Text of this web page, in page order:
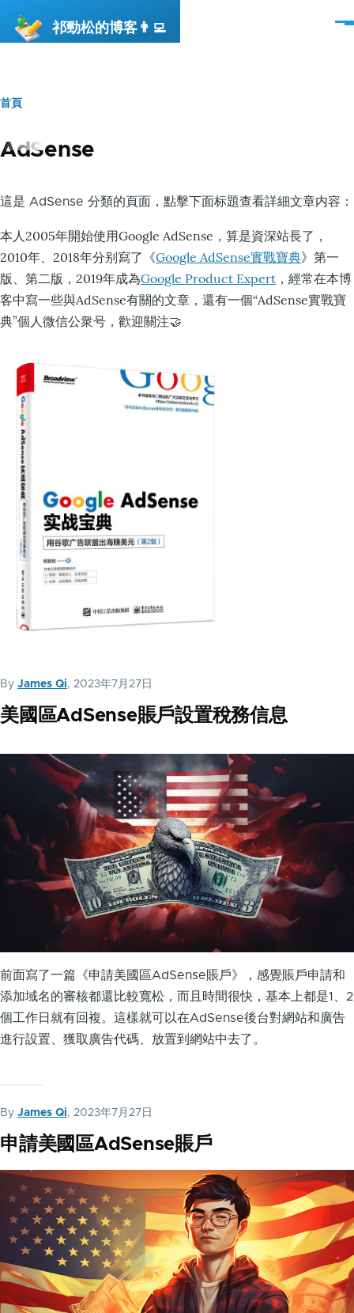
祁勁松的博客👨‍💻
選
導
航
結
首頁
AdSense
這是 AdSense 分類的頁面，點擊下面标題查看詳細文章内容：
本人2005年開始使用Google AdSense，算是資深站長了，
2010年、2018年分别寫了《Google AdSense實戰寶典》第一
版、第二版，2019年成為Google Product Expert ，經常在本博
客中寫一些與AdSense有關的文章，還有一個“AdSense實戰寶
典”個人微信公衆号，歡迎關注🤝
By James Qi, 2023年7月27日
美國區AdSense賬戶設置稅務信息
前面寫了一篇《申請美國區AdSense賬戶》，感覺賬戶申請和
添加域名的審核都還比較寬松，而且時間很快，基本上都是1、2
個工作日就有回複。這樣就可以在AdSense後台對網站和廣告
進行設置、獲取廣告代碼、放置到網站中去了。
By James Qi, 2023年7月27日
申請美國區AdSense賬戶